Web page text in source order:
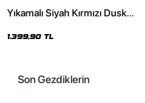
Yıkamalı Siyah Kırmızı Dusk
1.399,90 TL
Son Gezdiklerin